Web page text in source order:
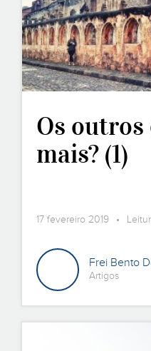
Os outros
mais? (1)
17 fevereiro 2019 •
Frei Bento
Artigos